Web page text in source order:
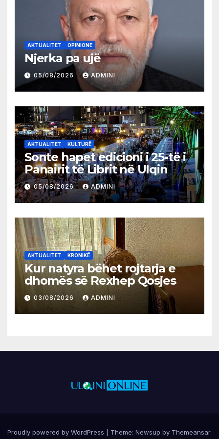
AKTUALITET OPINIONE
Njerka pa ujë
05/08/2026 ADMINI
AKTUALITET KULTURË
Sonte hapet edicioni i 25-të i
Panairit të Librit në Ulqin
05/08/2026 ADMINI
AKTUALITET KRONIKË
Kur natyra bëhet rojtarja e
dhomës së Rexhep Qosjes
03/08/2026 ADMINI
Proudly powered by WordPress Theme: Newsup by Themeansar.